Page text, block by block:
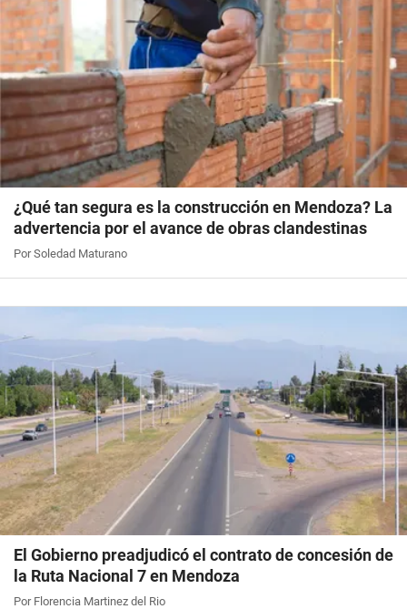
¿Qué tan segura es la construcción en Mendoza? La
advertencia por el avance de obras clandestinas
Por Soledad Maturano
El Gobierno preadjudicó el contrato de concesión de
la Ruta Nacional 7 en Mendoza
Por Florencia Martinez del Rio